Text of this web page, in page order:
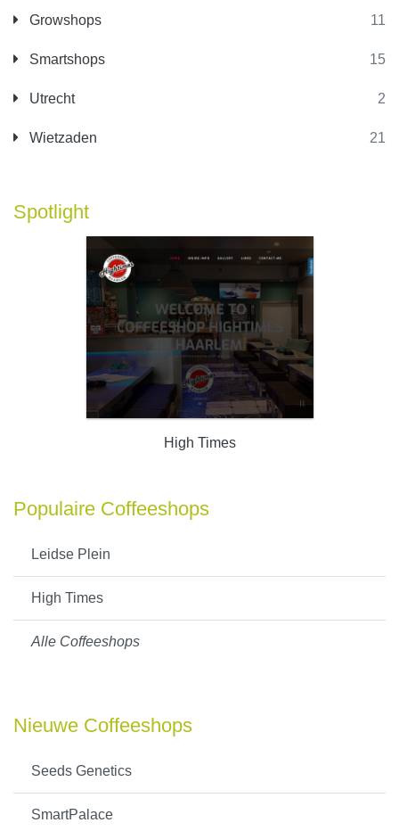
Growshops 11
Smartshops 15
Utrecht 2
Wietzaden 21
Spotlight
High Times
Populaire Coffeeshops
Leidse Plein
High Times
Alle Coffeeshops
Nieuwe Coffeeshops
Seeds Genetics
SmartPalace